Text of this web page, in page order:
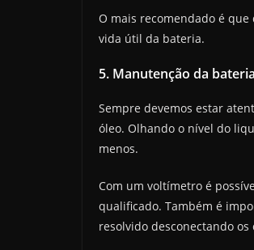
O mais recomendado é
vida útil da bateria.
5. Manutenção da bateria
Sempre devemos estar
óleo. Olhando o nível do
menos.
Com um voltímetro é
qualificado. Também é
resolvido desconectando